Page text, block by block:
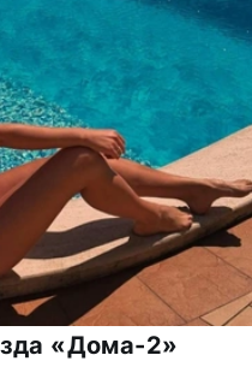
«Дома-2»